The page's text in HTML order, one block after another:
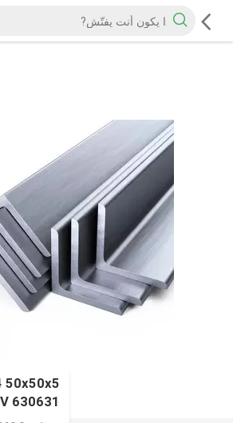
630631 V على شكل غير القابل للصدأ زاوية متساوية